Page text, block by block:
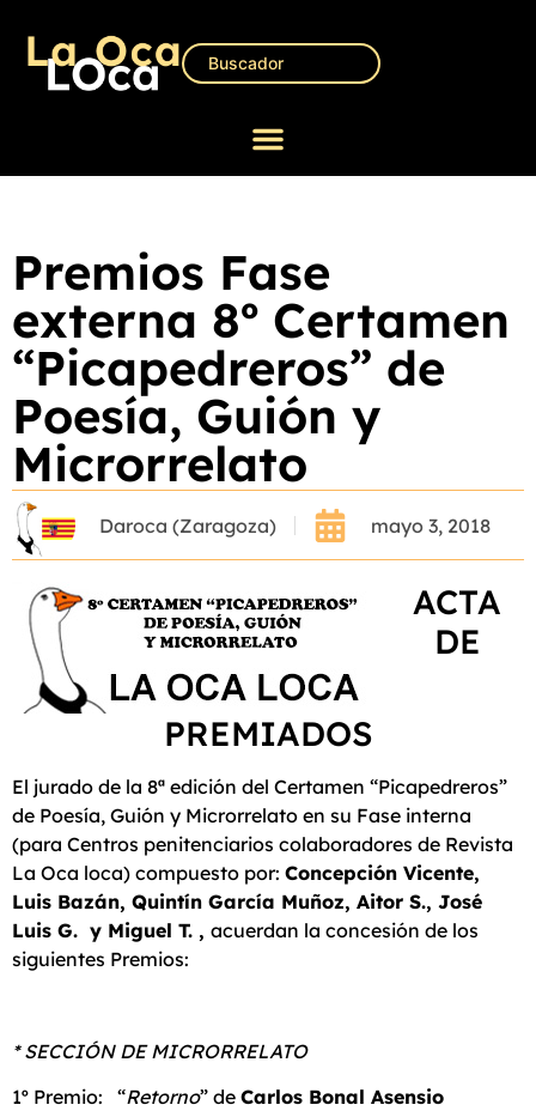
Premios Fase
externa 8º Certamen
“Picapedreros” de
Poesía, Guión y
Microrrelato
Daroca (Zaragoza) mayo 3, 2018
ACTA
DE
PREMIADOS
El jurado de la 8ª edición del Certamen “Picapedreros”
de Poesía, Guión y Microrrelato en su Fase interna
(para Centros penitenciarios colaboradores de Revista
La Oca loca) compuesto por: Concepción Vicente,
Luis Bazán, Quintín García Muñoz, Aitor S., José
Luis G. y Miguel T. , acuerdan la concesión de los
siguientes Premios:
* SECCIÓN DE MICRORRELATO
1º Premio: “Retorno” de Carlos Bonal Asensio